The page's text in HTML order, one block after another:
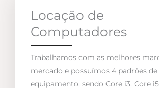
Locação de
Computadores
Trabalhamos com as melhores
mercado e possuímos 4 padrões de
equipamento, sendo Core i3, Core